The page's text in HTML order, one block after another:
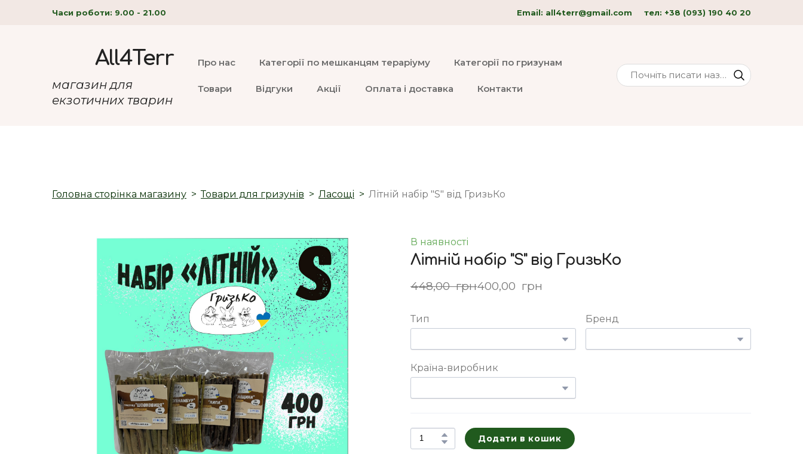
Часи роботи: 9.00 - 21.00 Email: all4terr@gmail.com тел: +38 (093) 190 40 20
All4Terr
магазин для
екзотичних тварин
Про нас Категорії по мешканцям тераріуму Категорії по гризунам
Товари Відгуки Акції Оплата і доставка Контакти
Головна сторінка магазину Товари для гризунів Ласощі Літній набір "S" від ГризьКо
В наявності
Літній набір "S" від ГризьКо
448,00  грн400,00  грн
Тип Бренд
Країна-виробник
Додати в кошик